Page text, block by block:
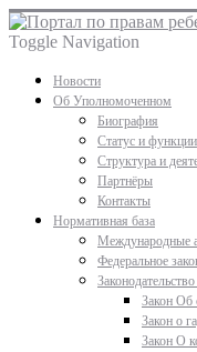
Toggle Navigation
Новости
Об Уполномоченном
Биография
Статус и функции
Структура и
Партнёры
Контакты
Нормативная база
Международные
Федеральное
Закон Об
Закон о
Закон О